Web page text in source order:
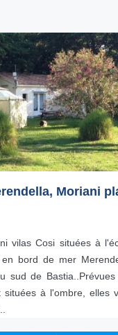
Moriani
vilas Cosi situées à
bord de mer
sud de
à l'ombre, elles